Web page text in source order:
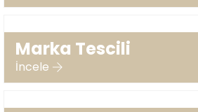
Marka Tescili
İncele